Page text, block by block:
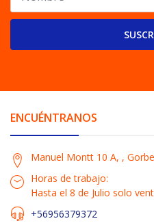
ENCUÉNTRANOS
Manuel Montt 10 A, ,
Horas de trabajo:
Hasta el 8 de Julio solo
+56956379372